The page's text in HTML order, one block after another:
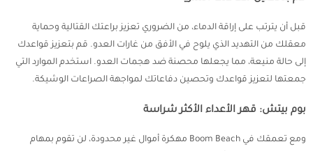
قبل أن يترتب على إراقة الدماء، من الضروري تعزيز براعتك القتالية وحماية
معقلك من التهديد الذي يلوح في الأفق من غارات العدو. قم بتعزيز قواعدك
إلى حالة منيعة، مما يجعلها محصنة ضد هجمات العدو. استخدم الموارد التي
جمعتها لتعزيز قواعدك وتحصين دفاعاتك لمواجهة الصراعات الوشيكة.
بوم بيتش: قهر الأعداء الأكثر شراسة
ومع تعمقك في Boom Beach مهكرة أموال غير محدودة، لن تقوم بمهام